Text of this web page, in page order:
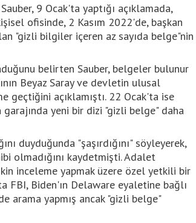
9 Ocak'ta yaptığı açıklamada,
ofisinde, 2 Kasım 2022'de, başkan
"gizli bilgiler içeren az sayıda belge"nin
belirten Sauber, belgeler bulunur
Beyaz Saray ve devletin ulusal
açıklamıştı. 22 Ocak'ta ise
yeni bir dizi "gizli belge" daha
duyduğunda "şaşırdığını" söyleyerek,
olmadığını kaydetmişti. Adalet
inceleme yapmak üzere özel yetkili bir
FBI, Biden'ın Delaware eyaletine bağlı
arama yapmış ancak "gizli belge"